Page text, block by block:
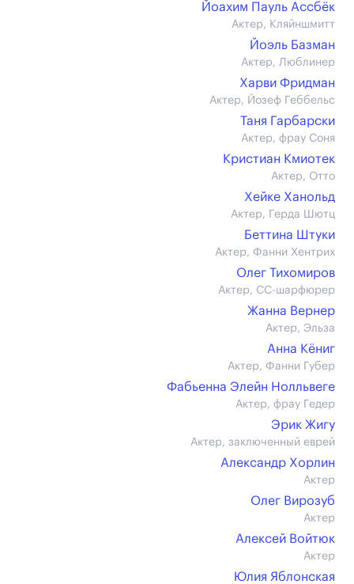
Йоахим Пауль Ассбёк
Актер, Кляйншмитт
Йоэль Базман
Актер, Люблинер
Харви Фридман
Актер, Йозеф Геббельс
Таня Гарбарски
Актер, фрау Соня
Кристиан Кмиотек
Актер, Отто
Хейке Ханольд
Актер, Герда Шютц
Беттина Штуки
Актер, Фанни Хентрих
Олег Тихомиров
Актер, СС-шарфюрер
Жанна Вернер
Актер, Эльза
Анна Кёниг
Актер, Фанни Губер
Фабьенна Элейн Нолльвеге
Актер, фрау Гедер
Эрик Жигу
Актер, заключенный еврей
Александр Хорлин
Актер
Олег Вирозуб
Актер
Алексей Войтюк
Актер
Юлия Яблонская